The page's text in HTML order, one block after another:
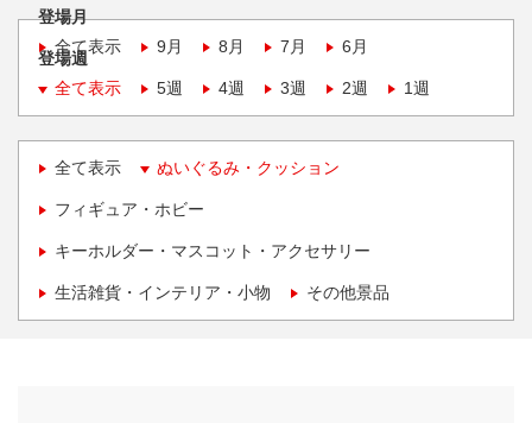
登場月
全て表示
9月 8月 7月 6月
登場週
全て表示
5週 4週 3週 2週 1週
全て表示 ぬいぐるみ・クッション
フィギュア・ホビー
キーホルダー・マスコット・アクセサリー
生活雑貨・インテリア・小物 その他景品